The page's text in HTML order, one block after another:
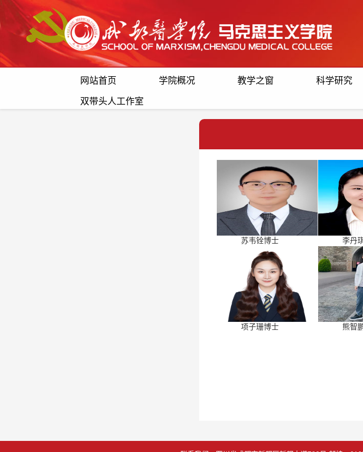
网站首页 学院概况 教学之窗 科学研究
双带头人工作室
苏韦铨博士 李丹
项子珊博士 熊智